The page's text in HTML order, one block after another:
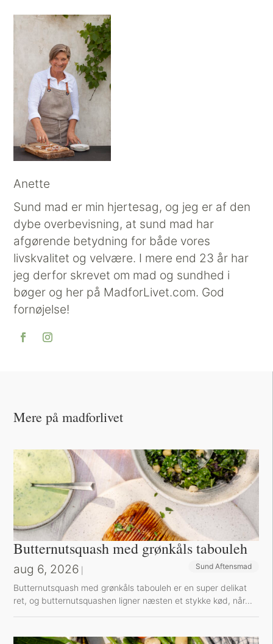
Anette
Sund mad er min hjertesag, og jeg er af den
dybe overbevisning, at sund mad har
afgørende betydning for både vores
livskvalitet og velvære. I mere end 23 år har
jeg derfor skrevet om mad og sundhed i
bøger og her på MadforLivet.com. God
fornøjelse!
Mere på madforlivet
Butternutsquash med grønkåls tabouleh
aug 6, 2026 Sund Aftensmad
Butternutsquash med grønkåls tabouleh er en super delikat
ret, og butternutsquashen ligner næsten et stykke kød, når...